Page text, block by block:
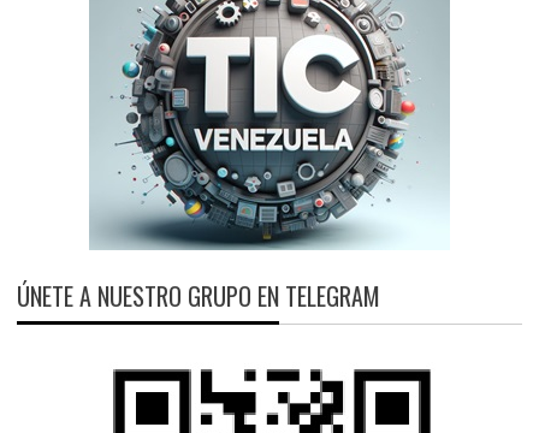
ÚNETE A NUESTRO GRUPO EN TELEGRAM